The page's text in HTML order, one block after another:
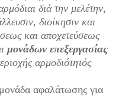
διά την μελέτην,
διοίκησιν και
και αποχετεύσεως
μονάδων επεξεργασίας
αρμοδιότητός
αφαλάτωσης για